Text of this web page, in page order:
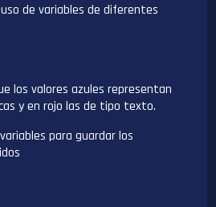
de variables de diferentes
los valores azules representan
y en rojo las de tipo texto.
para guardar los